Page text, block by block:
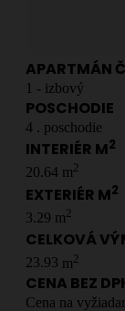
APARTMÁN
1 - izbový
POSCHODIE
4 . poschodie
INTERIÉR M2
20.64 m2
EXTERIÉR M2
3.29 m2
CELKOVÁ
23.93 m2
CENA BEZ
Cena na